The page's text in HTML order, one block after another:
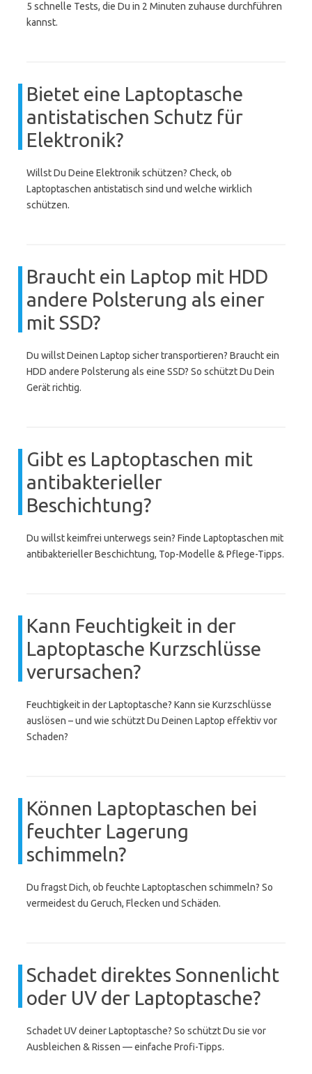
5 schnelle Tests, die Du in 2 Minuten zuhause durchführen
kannst.
Bietet eine Laptoptasche
antistatischen Schutz für
Elektronik?
Willst Du Deine Elektronik schützen? Check, ob
Laptoptaschen antistatisch sind und welche wirklich
schützen.
Braucht ein Laptop mit HDD
andere Polsterung als einer
mit SSD?
Du willst Deinen Laptop sicher transportieren? Braucht ein
HDD andere Polsterung als eine SSD? So schützt Du Dein
Gerät richtig.
Gibt es Laptoptaschen mit
antibakterieller
Beschichtung?
Du willst keimfrei unterwegs sein? Finde Laptoptaschen mit
antibakterieller Beschichtung, Top-Modelle & Pflege-Tipps.
Kann Feuchtigkeit in der
Laptoptasche Kurzschlüsse
verursachen?
Feuchtigkeit in der Laptoptasche? Kann sie Kurzschlüsse
auslösen – und wie schützt Du Deinen Laptop effektiv vor
Schaden?
Können Laptoptaschen bei
feuchter Lagerung
schimmeln?
Du fragst Dich, ob feuchte Laptoptaschen schimmeln? So
vermeidest du Geruch, Flecken und Schäden.
Schadet direktes Sonnenlicht
oder UV der Laptoptasche?
Schadet UV deiner Laptoptasche? So schützt Du sie vor
Ausbleichen & Rissen — einfache Profi-Tipps.